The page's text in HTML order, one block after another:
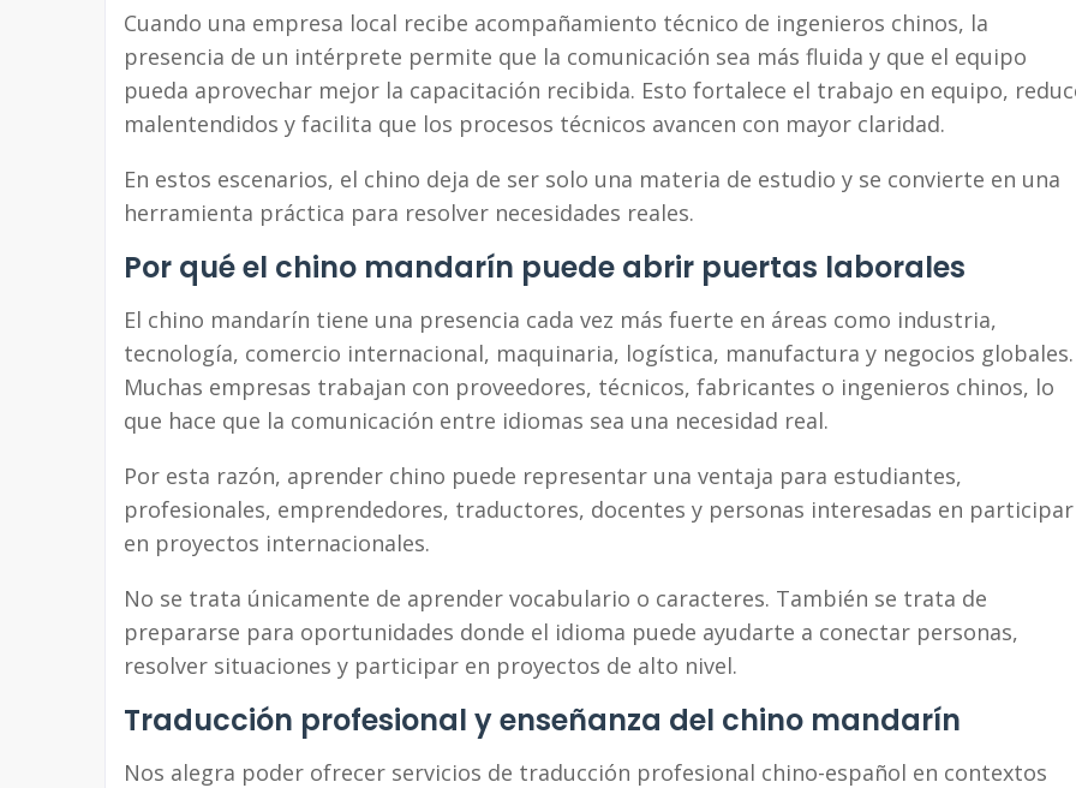
Cuando una empresa local recibe acompañamiento técnico de ingenieros chinos, la
presencia de un intérprete permite que la comunicación sea más fluida y que el equipo
pueda aprovechar mejor la capacitación recibida. Esto fortalece el trabajo en equipo,
malentendidos y facilita que los procesos técnicos avancen con mayor claridad.
En estos escenarios, el chino deja de ser solo una materia de estudio y se convierte en una
herramienta práctica para resolver necesidades reales.
Por qué el chino mandarín puede abrir puertas laborales
El chino mandarín tiene una presencia cada vez más fuerte en áreas como industria,
tecnología, comercio internacional, maquinaria, logística, manufactura y negocios globales.
Muchas empresas trabajan con proveedores, técnicos, fabricantes o ingenieros chinos, lo
que hace que la comunicación entre idiomas sea una necesidad real.
Por esta razón, aprender chino puede representar una ventaja para estudiantes,
profesionales, emprendedores, traductores, docentes y personas interesadas en participar
en proyectos internacionales.
No se trata únicamente de aprender vocabulario o caracteres. También se trata de
prepararse para oportunidades donde el idioma puede ayudarte a conectar personas,
resolver situaciones y participar en proyectos de alto nivel.
Traducción profesional y enseñanza del chino mandarín
Nos alegra poder ofrecer servicios de traducción profesional chino-español en contextos